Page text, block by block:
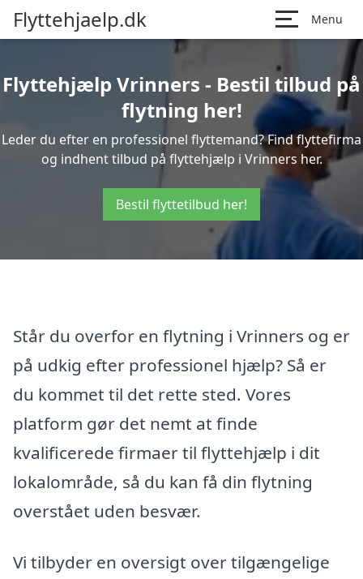
Flyttehjaelp.dk Menu
Flyttehjælp Vrinners - Bestil tilbud på
flytning her!
Leder du efter en professionel flyttemand? Find flyttefirma
og indhent tilbud på flyttehjælp i Vrinners her.
Bestil flyttetilbud her!
Står du overfor en flytning i Vrinners og er
på udkig efter professionel hjælp? Så er
du kommet til det rette sted. Vores
platform gør det nemt at finde
kvalificerede firmaer til flyttehjælp i dit
lokalområde, så du kan få din flytning
overstået uden besvær.
Vi tilbyder en oversigt over tilgængelige